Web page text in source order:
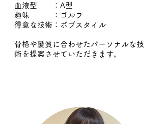
血液型 ： A型
趣味 ：ゴルフ
得意な技術： ボブスタイル
骨格や髪質に合わせたパーソナルな技
術を提案させていただきます。